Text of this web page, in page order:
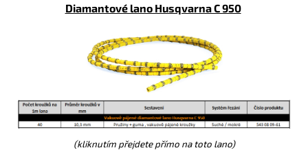
Diamantové lano Husqvarna C 950
(kliknutím přejdete přímo na toto lano)